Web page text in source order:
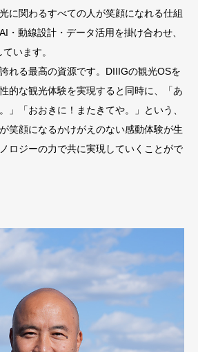
に関わるすべての人が笑顔になれる仕組
・動線設計・データ活用を掛け合わせ、
います。
れる最高の資源です。DIIIGの観光OSを
的な観光体験を実現すると同時に、「あ
」「おおきに！またきてや。」という、
笑顔になるかけがえのない感動体験が生
ロジーの力で共に実現していくことがで